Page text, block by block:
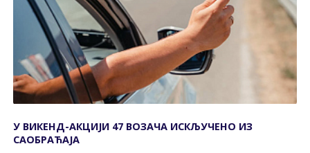
У ВИКЕНД-АКЦИЈИ 47 ВОЗАЧА ИСКЉУЧЕНО ИЗ
САОБРАЋАЈА